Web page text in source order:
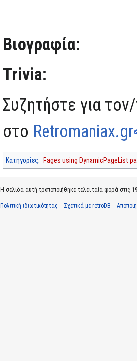
Βιογραφία:
Trivia:
Συζητήστε για
στο Retromaniax.gr
Κατηγορίες: Pages using DynamicPageList
Η σελίδα αυτή τροποποιήθηκε τελευταία φορά στις
Πολιτική ιδιωτικότητας Σχετικά με retroDB